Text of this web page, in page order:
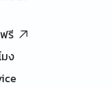
รี
มง